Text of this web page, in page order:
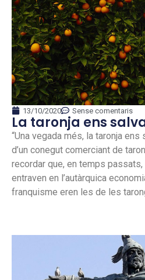
13/10/2020 Sense comentaris
La taronja ens
“Una vegada més, la taronja ens
d’un conegut comerciant de
recordar que, en temps
entraven en l’autàrquica
franquisme eren les de les